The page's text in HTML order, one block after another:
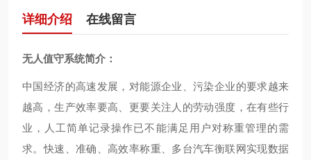
详细介绍 在线留言
无人值守系统简介：
中国经济的高速发展，对能源企业、污染企业的要求越来
越高，生产效率要高、更要关注人的劳动强度，在有些行
业，人工简单记录操作已不能满足用户对称重管理的需
求。快速、准确、高效率称重、多台汽车衡联网实现数据